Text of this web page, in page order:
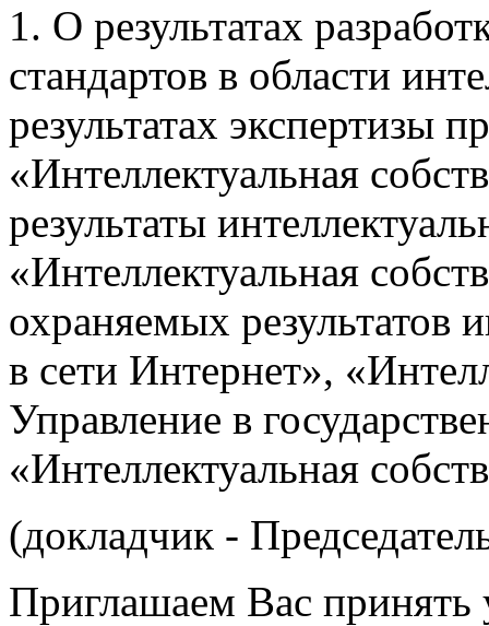
1. О результатах
стандартов в области
результатах экспертизы
«Интеллектуальная
результаты
«Интеллектуальная
охраняемых резуль­татов
в сети Интернет»,
Управление в
«Интеллектуальная
(докладчик -
Приглашаем Вас принять